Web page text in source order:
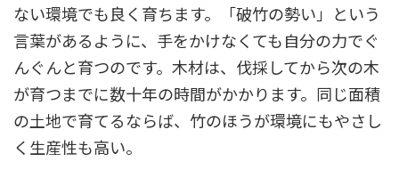
ない環境でも良く育ちます。「破竹の勢い」という
言葉があるように、手をかけなくても自分の力でぐ
んぐんと育つのです。木材は、伐採してから次の木
が育つまでに数十年の時間がかかります。同じ面積
の土地で育てるならば、竹のほうが環境にもやさし
く生産性も高い。